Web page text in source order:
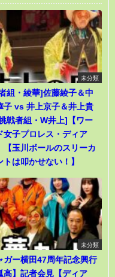
未分類
組・綾華]佐藤綾子＆中
子 vs 井上京子＆井上貴
戦者組・W井上]【ワー
女子プロレス・ディア
【玉川ボールのスリーカ
トは叩かせない！】
未分類
ガー横田47周年記念興行
高】記者会見【ディア